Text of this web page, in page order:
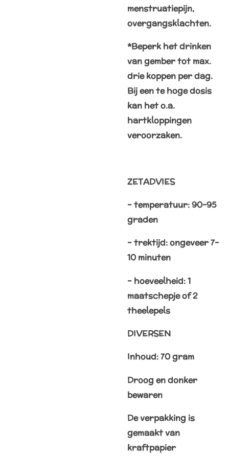
menstruatiepijn,
overgangsklachten.
*Beperk het drinken
van gember tot max.
drie koppen per dag.
Bij een te hoge dosis
kan het o.a.
hartkloppingen
veroorzaken.
ZETADVIES
– temperatuur: 90-95
graden
– trektijd: ongeveer 7-
10 minuten
– hoeveelheid: 1
maatschepje of 2
theelepels
DIVERSEN
Inhoud: 70 gram
Droog en donker
bewaren
De verpakking is
gemaakt van
kraftpapier